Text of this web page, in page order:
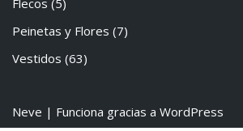
Flecos (5)
Peinetas y Flores (7)
Vestidos (63)
Neve | Funciona gracias a WordPress